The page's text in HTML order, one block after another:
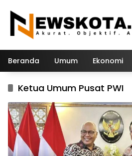
konten
Beranda Umum Ekonomi
Ketua Umum Pusat PWI